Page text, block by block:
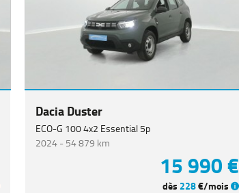
Dacia Duster
ECO-G 100 4x2 Essential 5p
2024 -54 879 km
15 990 €
dès 228€/mois